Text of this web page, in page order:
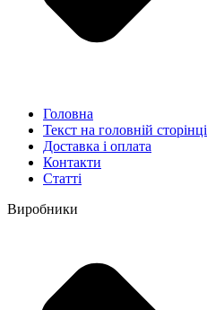
Головна
Текст на головній сторінці
Доставка і оплата
Контакти
Статті
Виробники